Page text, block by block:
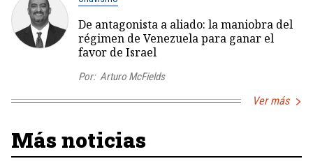
De antagonista a aliado: la maniobra del
régimen de Venezuela para ganar el
favor de Israel
Por: Arturo McFields
Ver más
Más noticias